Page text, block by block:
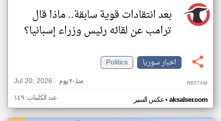
بعد انتقادات قوية سابقة.. ماذا قال
ترامب عن لقائه رئيس وزراء إسبانيا؟
اخبار سوريا
Politics
Jul 20, 2026
منذ ٢٠ يوم RB57XM
عكس السير• aksalser.com عدد الكلمات: ١٤٩